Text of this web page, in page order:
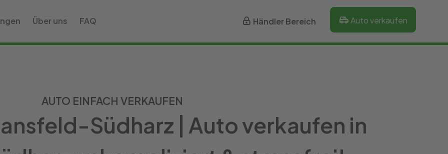
Über uns FAQ Händler Bereich Auto verkaufen
AUTO EINFACH VERKAUFEN
Südharz | Auto verkaufen in